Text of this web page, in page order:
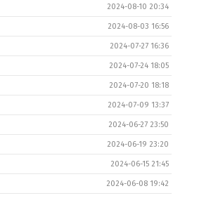
2024-08-10 20:34
2024-08-03 16:56
2024-07-27 16:36
2024-07-24 18:05
2024-07-20 18:18
2024-07-09 13:37
2024-06-27 23:50
2024-06-19 23:20
2024-06-15 21:45
2024-06-08 19:42